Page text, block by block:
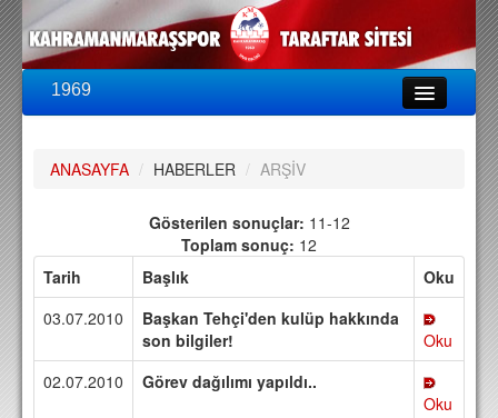
1969
PUAN DURUMU
FİKSTÜR
KADRO
A TAKIM KADROSU
TEKNİK KADRO
TRANSFERLER
ANASAYFA / HABERLER / ARŞİV
Gösterilen sonuçlar: 11-12
Toplam sonuç: 12
Tarih
Başlık Oku
03.07.2010
Başkan Tehçi'den kulüp hakkında
son bilgiler!
Oku
02.07.2010
Görev dağılımı yapıldı..
Oku